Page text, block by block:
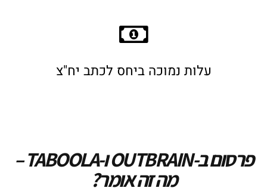
עלות נמוכה ביחס לכתב יח"צ
פרסום ב-OUTBRAIN ו-TABOOLA –
מה זה אומר?